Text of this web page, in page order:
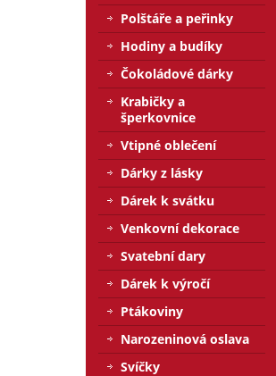
Polštáře a peřinky
Hodiny a budíky
Čokoládové dárky
Krabičky a
šperkovnice
Vtipné oblečení
Dárky z lásky
Dárek k svátku
Venkovní dekorace
Svatební dary
Dárek k výročí
Ptákoviny
Narozeninová oslava
Svíčky